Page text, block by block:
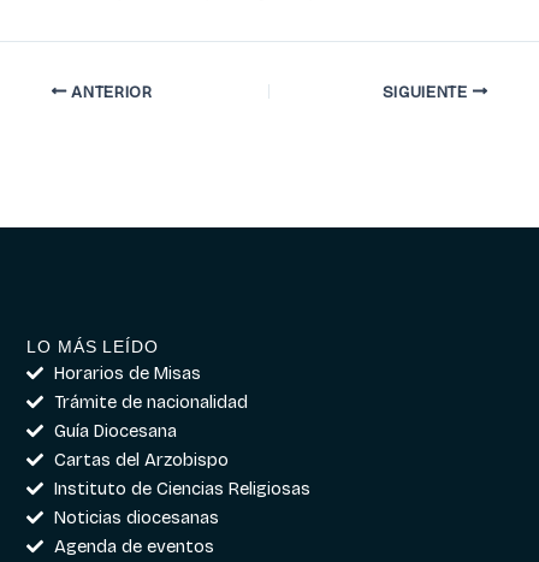
ANTERIOR SIGUIENTE
LO MÁS LEÍDO
Horarios de Misas
Trámite de nacionalidad
Guía Diocesana
Cartas del Arzobispo
Instituto de Ciencias Religiosas
Noticias diocesanas
Agenda de eventos